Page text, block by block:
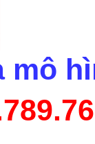
mô